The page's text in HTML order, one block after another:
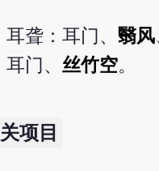
耳聋：耳门、翳风
门、 丝竹空。
项目